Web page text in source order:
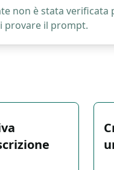
non è stata
provare il prompt.